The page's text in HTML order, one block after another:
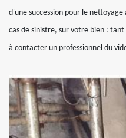
d'une succession pour le
cas de sinistre, sur votre bien :
à contacter un professionnel du